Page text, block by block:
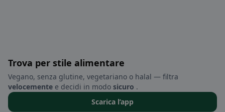
Trova per stile alimentare
Vegano, senza glutine, vegetariano o halal — filtra
velocemente e decidi in modo sicuro .
Scarica l’app